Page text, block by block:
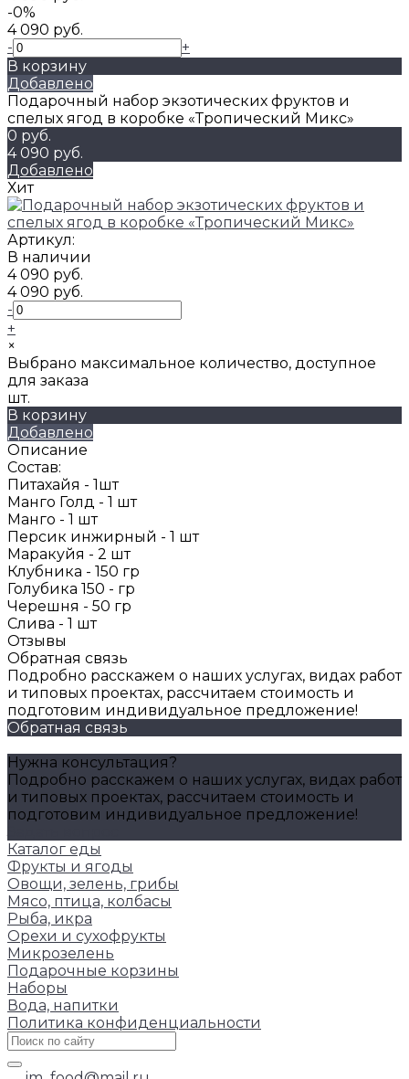
-0%
4 090 руб.
-
+
В корзину
Добавлено
Подарочный набор экзотических фруктов и
спелых ягод в коробке «Тропический Микс»
0 руб.
4 090 руб.
Добавлено
Хит
Артикул:
В наличии
4 090 руб.
4 090 руб.
-
+
×
Выбрано максимальное количество, доступное
для заказа
шт.
В корзину
Добавлено
Описание
Состав:
Питахайя - 1шт
Манго Голд - 1 шт
Манго - 1 шт
Персик инжирный - 1 шт
Маракуйя - 2 шт
Клубника - 150 гр
Голубика 150 - гр
Черешня - 50 гр
Слива - 1 шт
Отзывы
Обратная связь
Подробно расскажем о наших услугах, видах работ
и типовых проектах, рассчитаем стоимость и
подготовим индивидуальное предложение!
Обратная связь
Нужна консультация?
Подробно расскажем о наших услугах, видах работ
и типовых проектах, рассчитаем стоимость и
подготовим индивидуальное предложение!
Каталог еды
Фрукты и ягоды
Овощи, зелень, грибы
Мясо, птица, колбасы
Рыба, икра
Орехи и сухофрукты
Микрозелень
Подарочные корзины
Наборы
Вода, напитки
Политика конфиденциальности